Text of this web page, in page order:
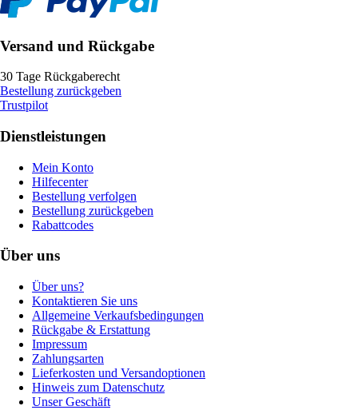
Versand und Rückgabe
30 Tage Rückgaberecht
Bestellung zurückgeben
Trustpilot
Dienstleistungen
Mein Konto
Hilfecenter
Bestellung verfolgen
Bestellung zurückgeben
Rabattcodes
Über uns
Über uns?
Kontaktieren Sie uns
Allgemeine Verkaufsbedingungen
Rückgabe & Erstattung
Impressum
Zahlungsarten
Lieferkosten und Versandoptionen
Hinweis zum Datenschutz
Unser Geschäft